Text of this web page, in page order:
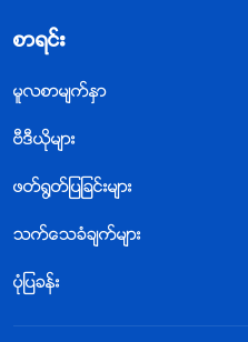
စာရင္း
မူလစာမ်က္ႏွာ
ဗီဒီယိုမ်ား
ဖတ္႐ြတ္ျပျခင္းမ်ား
သက္ေသခံခ်က္မ်ား
ပုံျပခန္း